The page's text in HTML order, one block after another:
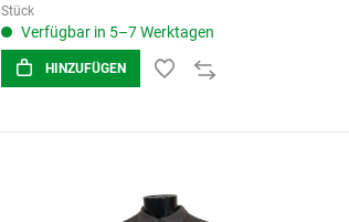
Stück
Verfügbar in 5–7 Werktagen
HINZUFÜGEN